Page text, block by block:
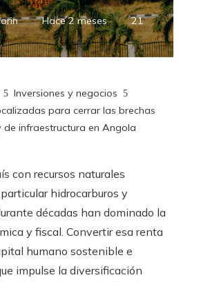
Hace 2 meses 21
Inversiones y negocios
para cerrar las brechas
de infraestructura en Angola
con recursos naturales
hidrocarburos y
décadas han dominado la
y fiscal. Convertir esa renta
humano sostenible e
impulse la diversificación